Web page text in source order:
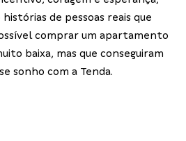
de pessoas reais que
comprar um apartamento
baixa, mas que conseguiram
sonho com a Tenda.